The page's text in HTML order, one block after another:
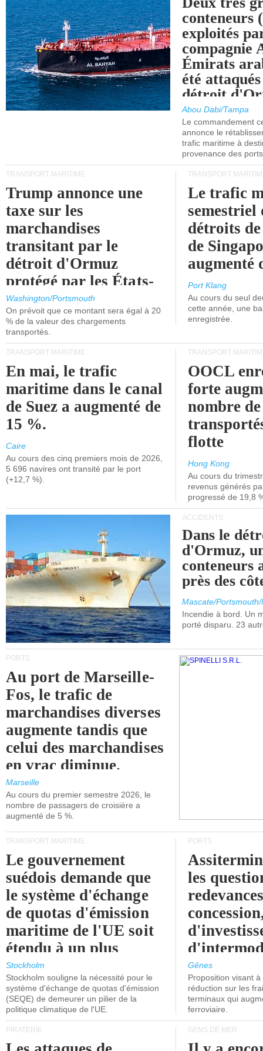
conteneurs
exploités
compagnie
Émirats
été
détroit
Abou Dabi/Tampa
Le commandement
annonce le
trafic maritime à
provenance des
TRANSPORT MARITIME
Trump annonce une
taxe sur les
marchandises
transitant par le
détroit d'Ormuz
protégé par les États-
Unis.
Washington/Portsmouth
On prévoit que ce montant sera égal à 20
% de la valeur des chargements
transportés.
TRANSPORT
Le trafic
semestriel
détroits
de
augmenté
Port Klang
Au cours du seul
cette année, une
enregistrée.
TRANSPORT MARITIME
En mai, le trafic
maritime dans le canal
de Suez a augmenté de
15 %.
Caire
Au cours des cinq premiers mois de 2026,
5 696 navires ont transité par le port
(+12,7 %).
TRANSPORT
OOCL
forte
nombre
flotte
Hong Kong
Au cours du
revenus générés
progressé de 19,8
ACCIDENTS
Dans le
d'Ormuz,
conteneurs
près des
Mascate/
Incendie à bord. Un
porté disparu. 23
PORTS
Au port de Marseille-
Fos, le trafic de
marchandises diverses
augmente tandis que
celui des marchandises
en vrac diminue.
Marseille
Au cours du premier semestre 2026, le
nombre de passagers de croisière a
augmenté de 5 %.
TRANSPORT MARITIME
Le gouvernement
suédois demande que
le système d'échange
de quotas d'émission
maritime de l'UE soit
étendu à un plus
grand nombre de
navires.
Stockholm
Stockholm souligne la nécessité pour le
système d'échange de quotas d'émission
(SEQE) de demeurer un pilier de la
politique climatique de l'UE.
PORTS
les
l'attention
politiciens.
Gênes
Proposition visant
réduction sur les
terminaux qui
ferroviaire.
PIRATERIE GENS DE MER